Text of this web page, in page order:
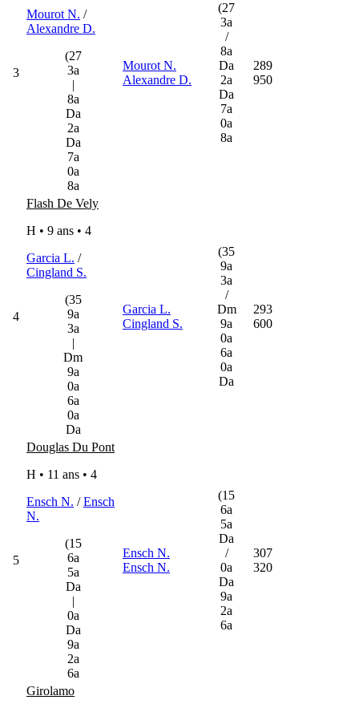
3
Mourot N. /
Alexandre D.
(27
3a
|
8a
Da
2a
Da
7a
0a
8a
Mourot N.
Alexandre D.
(27
3a
/
8a
Da
2a
Da
7a
0a
8a
289
950
4
Flash De Vely
H • 9 ans • 4
Garcia L. /
Cingland S.
(35
9a
3a
|
Dm
9a
0a
6a
0a
Da
Garcia L.
Cingland S.
(35
9a
3a
/
Dm
9a
0a
6a
0a
Da
293
600
5
Douglas Du Pont
H • 11 ans • 4
Ensch N. /Ensch
N.
(15
6a
5a
Da
|
0a
Da
9a
2a
6a
Ensch N.
Ensch N.
(15
6a
5a
Da
/
0a
Da
9a
2a
6a
307
320
Girolamo